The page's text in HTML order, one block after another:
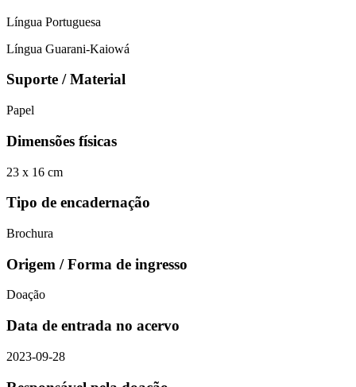
Língua Portuguesa
Língua Guarani-Kaiowá
Suporte / Material
Papel
Dimensões físicas
23 x 16 cm
Tipo de encadernação
Brochura
Origem / Forma de ingresso
Doação
Data de entrada no acervo
2023-09-28